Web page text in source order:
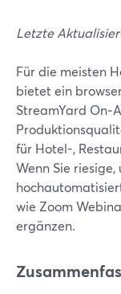
Letzte
Für die meisten
bietet ein
StreamYard
für Hotel-,
Wenn Sie
wie Zoom
ergänzen.